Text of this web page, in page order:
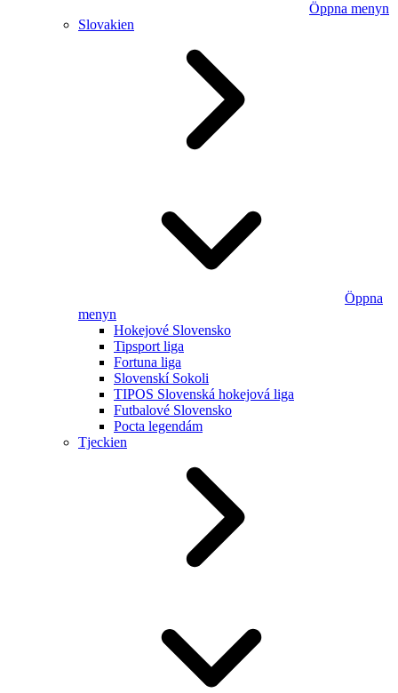
Öppna menyn
Slovakien
Öppna
menyn
Hokejové Slovensko
Tipsport liga
Fortuna liga
Slovenskí Sokoli
TIPOS Slovenská hokejová liga
Futbalové Slovensko
Pocta legendám
Tjeckien